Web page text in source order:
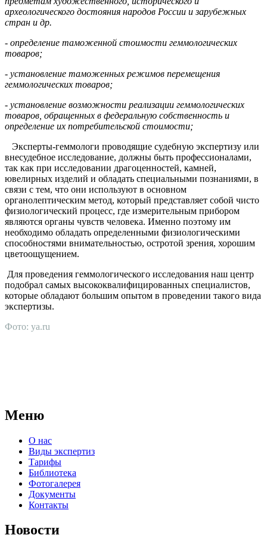
археологического достояния народов России и зарубежных
стран и др.
- определение таможенной стоимости геммологических
товаров;
- установление таможенных режимов перемещения
геммологических товаров;
- установление возможности реализации геммологических
товаров, обращенных в федеральную собственность и
определение их потребительской стоимости;
Эксперты-геммологи проводящие судебную экспертизу или
внесудебное исследование, должны быть профессионалами,
так как при исследовании драгоценностей, камней,
ювелирных изделий и обладать специальными познаниями, в
связи с тем, что они используют в основном
органолептическим метод, который представляет собой чисто
физиологический процесс, где измерительным прибором
являются органы чувств человека. Именно поэтому им
необходимо обладать определенными физиологическими
способностями внимательностью, остротой зрения, хорошим
цветоощущением.
Для проведения геммологического исследования наш центр
подобрал самых высококвалифицированных специалистов,
которые обладают большим опытом в проведении такого вида
экспертизы.
Фото: ya.ru
Меню
О нас
Виды экспертиз
Тарифы
Библиотека
Фотогалерея
Документы
Контакты
Новости